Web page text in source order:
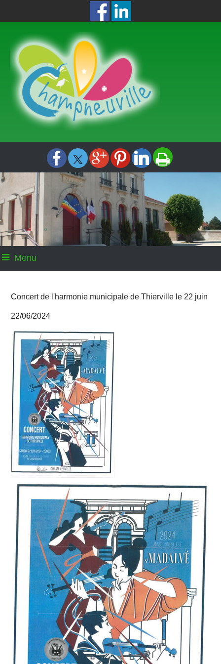
Menu
Concert de l'harmonie municipale de Thierville le 22 juin
22/06/2024